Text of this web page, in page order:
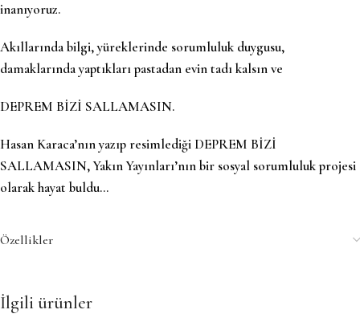
inanıyoruz.
Akıllarında bilgi, yüreklerinde sorumluluk duygusu,
damaklarında yaptıkları pastadan evin tadı kalsın ve
DEPREM BİZİ SALLAMASIN.
Hasan Karaca’nın yazıp resimlediği DEPREM BİZİ
SALLAMASIN, Yakın Yayınları’nın bir sosyal sorumluluk projesi
olarak hayat buldu…
Özellikler
İlgili ürünler